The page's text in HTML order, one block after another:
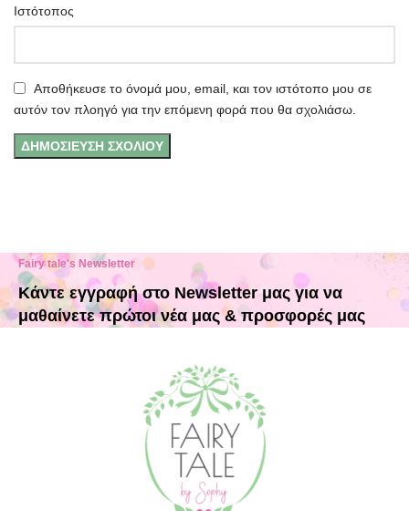
Ιστότοπος
Αποθήκευσε το όνομά μου, email, και τον ιστότοπο μου σε
αυτόν τον πλοηγό για την επόμενη φορά που θα σχολιάσω.
Fairy tale's Newsletter
Κάντε εγγραφή στο Newsletter μας για να
μαθαίνετε πρώτοι νέα μας & προσφορές μας